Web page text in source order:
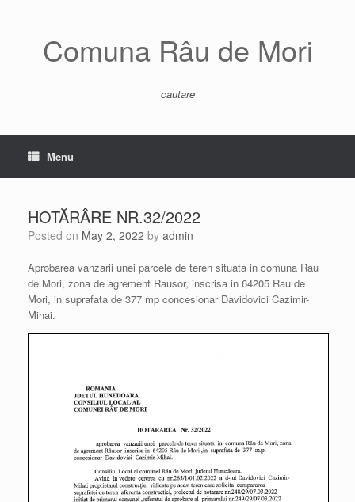
Comuna Râu de Mori
cautare
Menu
HOTĂRÂRE NR.32/2022
Posted on May 2, 2022 by admin
Aprobarea vanzarii unei parcele de teren situata in comuna Rau
de Mori, zona de agrement Rausor, inscrisa in 64205 Rau de
Mori, in suprafata de 377 mp concesionar Davidovici Cazimir-
Mihai.